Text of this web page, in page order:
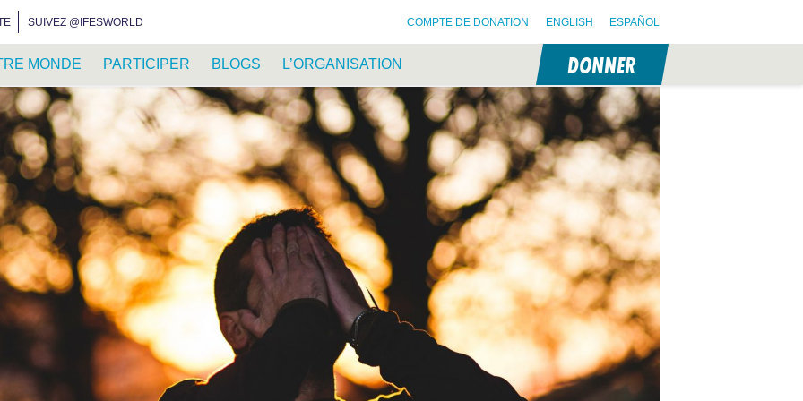
SUIVEZ @IFESWORLD COMPTE DE DONATION ENGLISH ESPAÑOL
MONDE PARTICIPER BLOGS L’ORGANISATION DONNER